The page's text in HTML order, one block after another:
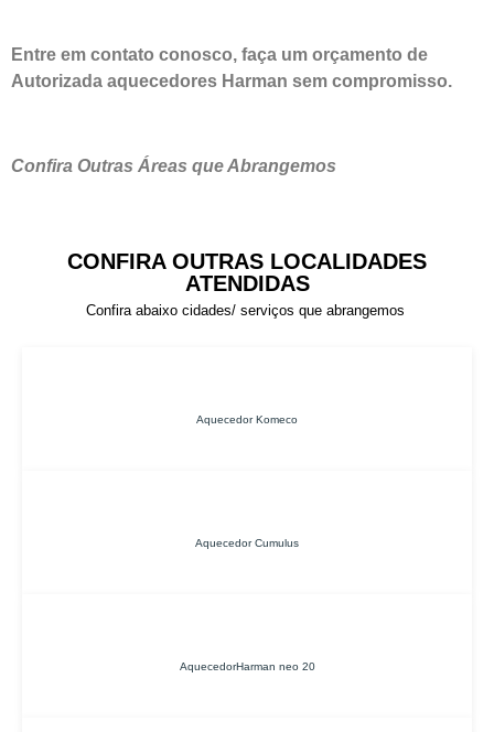
Entre em contato conosco, faça um orçamento de
Autorizada aquecedores Harman sem compromisso.
Confira Outras Áreas que Abrangemos
CONFIRA OUTRAS LOCALIDADES
ATENDIDAS
Confira abaixo cidades/ serviços que abrangemos
Aquecedor Komeco
Aquecedor Cumulus
AquecedorHarman neo 20